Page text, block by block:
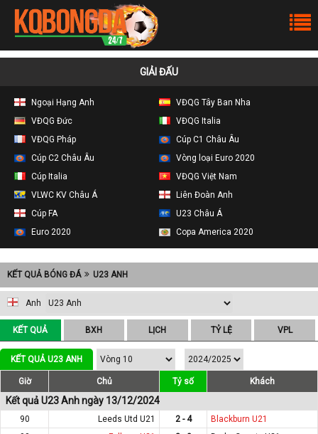
GIẢI ĐẤU
Ngoại Hạng Anh
VĐQG Tây Ban Nha
VĐQG Đức
VĐQG Italia
VĐQG Pháp
Cúp C1 Châu Âu
Cúp C2 Châu Âu
Vòng loại Euro 2020
Cúp Italia
VĐQG Việt Nam
VLWC KV Châu Á
Liên Đoàn Anh
Cúp FA
U23 Châu Á
Euro 2020
Copa America 2020
KẾT QUẢ BÓNG ĐÁ U23 ANH
Anh
KẾT QUẢ BXH LỊCH TỶ LỆ VPL
KẾT QUẢ U23 ANH
Giờ Chủ Tỷ số Khách
Kết quả U23 Anh ngày 13/12/2024
90 Leeds Utd U21 2 - 4
Blackburn U21